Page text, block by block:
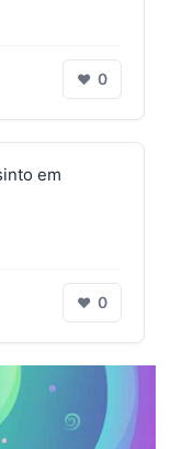
❤ 0
em
❤ 0